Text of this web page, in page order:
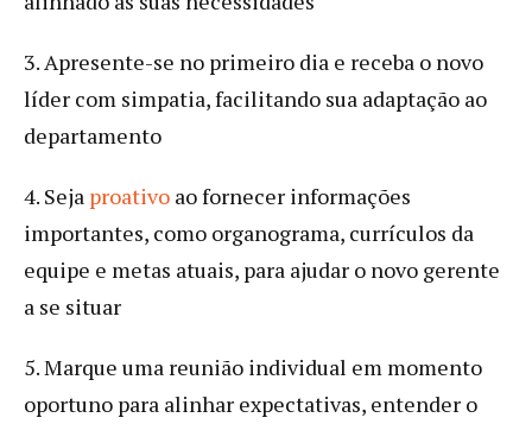
3. Apresente-se no primeiro dia e receba o novo
líder com simpatia, facilitando sua adaptação ao
departamento
4. Seja proativo ao fornecer informações
importantes, como organograma, currículos da
equipe e metas atuais, para ajudar o novo gerente
a se situar
5. Marque uma reunião individual em momento
oportuno para alinhar expectativas, entender o